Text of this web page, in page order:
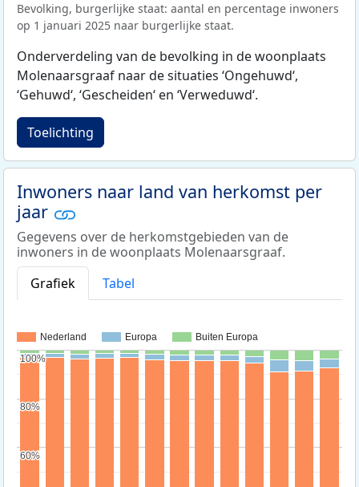
Bevolking, burgerlijke staat: aantal en percentage inwoners
op 1 januari 2025 naar burgerlijke staat.
Onderverdeling van de bevolking in de woonplaats
Molenaarsgraaf naar de situaties ‘Ongehuwd‘,
‘Gehuwd‘, ‘Gescheiden‘ en ‘Verweduwd‘.
Toelichting
Inwoners naar land van herkomst per
jaar
Gegevens over de herkomstgebieden van de
inwoners in de woonplaats Molenaarsgraaf.
Grafiek
Tabel
Nederland Europa Buiten Europa
60%
60%
80%
80%
100%
100%